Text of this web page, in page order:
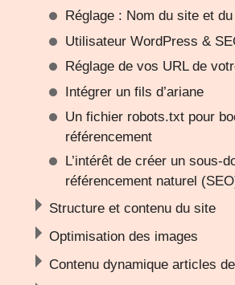
Réglage : Nom du site et
Utilisateur WordPress &
Réglage de vos URL de
Intégrer un fils d’ariane
Un fichier robots.txt pour
référencement
L’intérêt de créer un sous-
référencement naturel
Structure et contenu du site
Optimisation des images
Contenu dynamique articles